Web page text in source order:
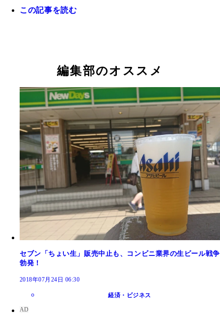
この記事を読む
編集部のオススメ
セブン「ちょい生」販売中止も、コンビニ業界の生ビール戦争
勃発！
2018年07月24日 06:30
経済・ビジネス